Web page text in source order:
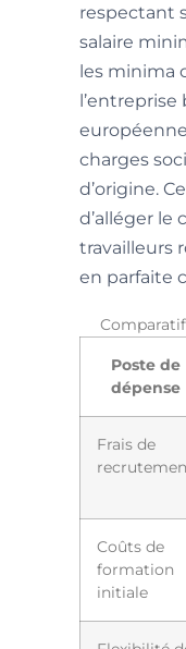
respectant
salaire
les minima
charges
d’origine.
d’alléger
travailleurs
en parfaite
Poste de
dépense
Frais de
Coûts de
formation
initiale